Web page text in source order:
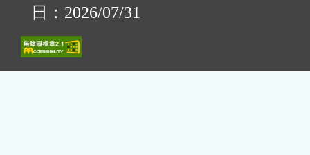
日：2026/07/31